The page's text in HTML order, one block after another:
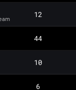
12
44
10
6